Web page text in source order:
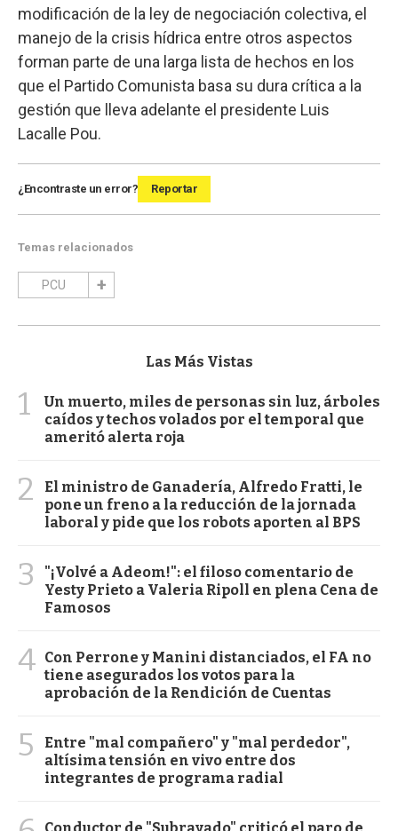
modificación de la ley de negociación colectiva, el
manejo de la crisis hídrica entre otros aspectos
forman parte de una larga lista de hechos en los
que el Partido Comunista basa su dura crítica a la
gestión que lleva adelante el presidente Luis
Lacalle Pou.
¿Encontraste un error? Reportar
Temas relacionados
PCU
Las Más Vistas
1
Un muerto, miles de personas sin luz, árboles
caídos y techos volados por el temporal que
ameritó alerta roja
2
El ministro de Ganadería, Alfredo Fratti, le
pone un freno a la reducción de la jornada
laboral y pide que los robots aporten al BPS
3
"¡Volvé a Adeom!": el filoso comentario de
Yesty Prieto a Valeria Ripoll en plena Cena de
Famosos
4 Con Perrone y Manini distanciados, el FA no
tiene asegurados los votos para la
aprobación de la Rendición de Cuentas
5
Entre "mal compañero" y "mal perdedor",
altísima tensión en vivo entre dos
integrantes de programa radial